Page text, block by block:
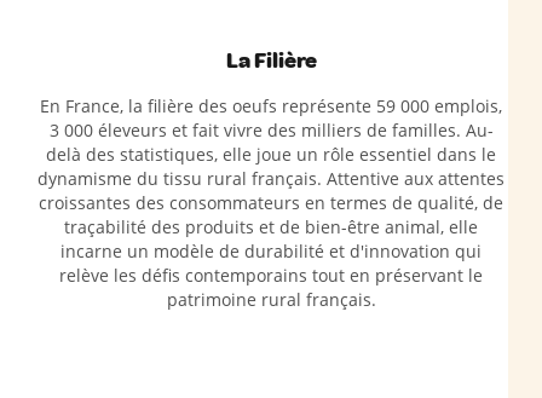
La Filière
En France, la filière des oeufs représente 59 000 emplois,
3 000 éleveurs et fait vivre des milliers de familles. Au-
delà des statistiques, elle joue un rôle essentiel dans le
dynamisme du tissu rural français. Attentive aux attentes
croissantes des consommateurs en termes de qualité, de
traçabilité des produits et de bien-être animal, elle
incarne un modèle de durabilité et d'innovation qui
relève les défis contemporains tout en préservant le
patrimoine rural français.